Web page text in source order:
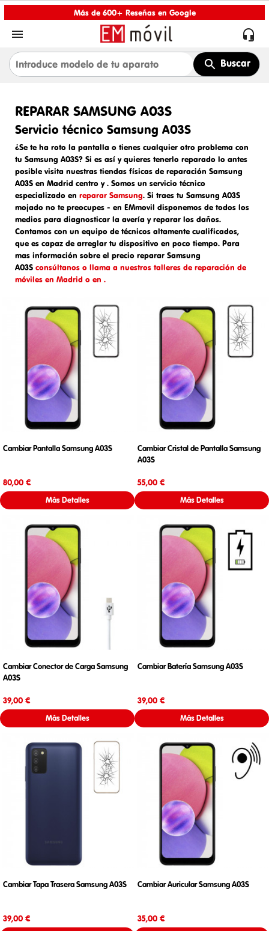
Más de 600+ Reseñas en Google
 
Buscar
REPARAR SAMSUNG A03S
Servicio técnico Samsung A03S
¿Se te ha roto la pantalla o tienes cualquier otro problema con
tu Samsung A03S? Si es así y quieres tenerlo reparado lo antes
posible visita nuestras tiendas físicas de reparación Samsung
A03S en Madrid centro y. Somos un servicio técnico
especializado en reparar Samsung. Si traes tu Samsung A03S
mojado no te preocupes - en EMmovil disponemos de todos los
medios para diagnosticar la avería y reparar los daños.
Contamos con un equipo de técnicos altamente cualificados,
que es capaz de arreglar tu dispositivo en poco tiempo. Para
mas información sobre el precio reparar Samsung
A03S consúltanos o llama a nuestros talleres de reparación de
móviles en Madrid o en .
Cambiar Pantalla Samsung A03S
80,00 €
Más Detalles
Cambiar Cristal de Pantalla Samsung
A03S
55,00 €
Más Detalles
Cambiar Conector de Carga Samsung
A03S
39,00 €
Más Detalles
Cambiar Batería Samsung A03S
39,00 €
Más Detalles
Cambiar Tapa Trasera Samsung A03S
39,00 €
Cambiar Auricular Samsung A03S
35,00 €